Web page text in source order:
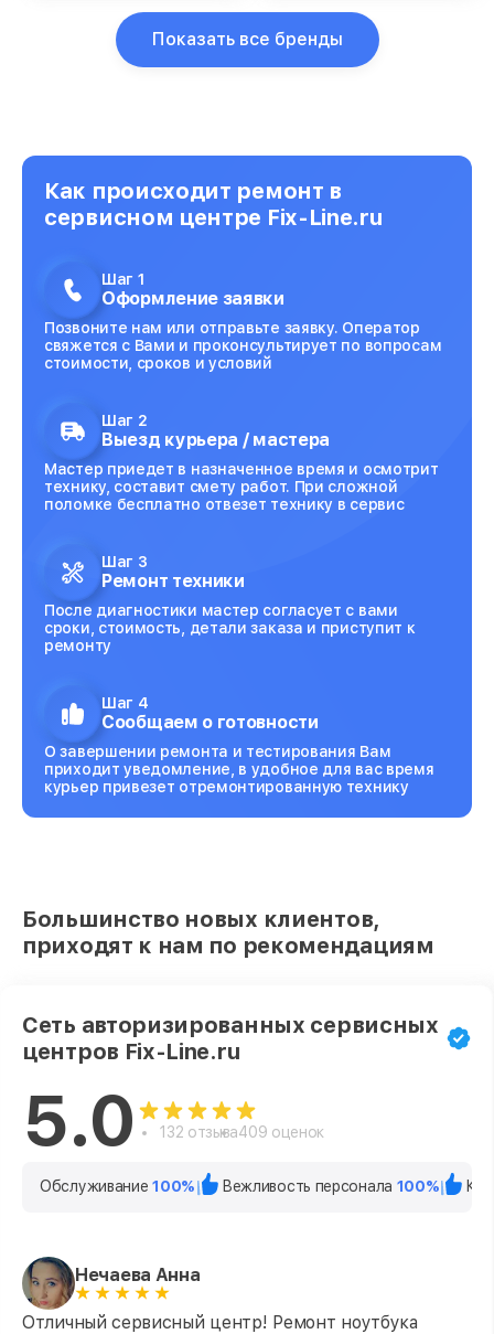
Показать все бренды
Как происходит ремонт в
сервисном центре Fix-Line.ru
Шаг 1
Оформление заявки
Позвоните нам или отправьте заявку. Оператор
свяжется с Вами и проконсультирует по вопросам
стоимости, сроков и условий
Шаг 2
Выезд курьера / мастера
Мастер приедет в назначенное время и осмотрит
технику, составит смету работ. При сложной
поломке бесплатно отвезет технику в сервис
Шаг 3
Ремонт техники
После диагностики мастер согласует с вами
сроки, стоимость, детали заказа и приступит к
ремонту
Шаг 4
Сообщаем о готовности
О завершении ремонта и тестирования Вам
приходит уведомление, в удобное для вас время
курьер привезет отремонтированную технику
Большинство новых клиентов,
приходят к нам по рекомендациям
Сеть авторизированных сервисных
центров Fix-Line.ru
5.0 132 отзыва409 оценок
Обслуживание100% Вежливость персонала 100%
Нечаева Анна
Отличный сервисный центр! Ремонт ноутбука